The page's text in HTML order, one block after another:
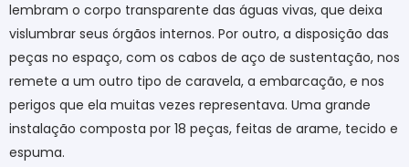
lembram o corpo transparente das águas vivas, que deixa
vislumbrar seus órgãos internos. Por outro, a disposição das
peças no espaço, com os cabos de aço de sustentação, nos
remete a um outro tipo de caravela, a embarcação, e nos
perigos que ela muitas vezes representava. Uma grande
instalação composta por 18 peças, feitas de arame, tecido e
espuma.